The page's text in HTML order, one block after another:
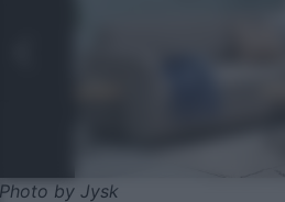
Photo by Jysk